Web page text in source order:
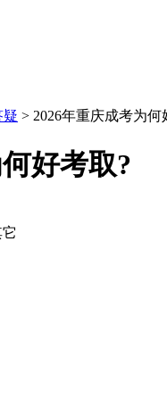
疑 > 2026年重庆成考为何
好考取?